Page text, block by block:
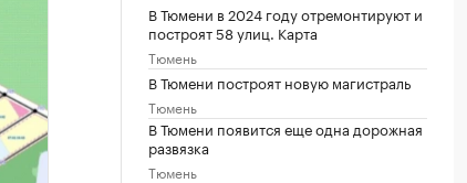
В Тюмени в 2024 году отремонтируют и
построят 58 улиц. Карта
Тюмень
В Тюмени построят новую магистраль
Тюмень
В Тюмени появится еще одна дорожная
развязка
Тюмень